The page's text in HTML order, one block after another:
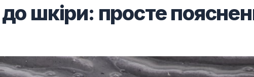
шкіри: просте